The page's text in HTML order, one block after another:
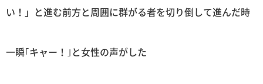
い！」と進む前方と周囲に群がる者を切り倒して進んだ時
一瞬｢キャー！｣と女性の声がした